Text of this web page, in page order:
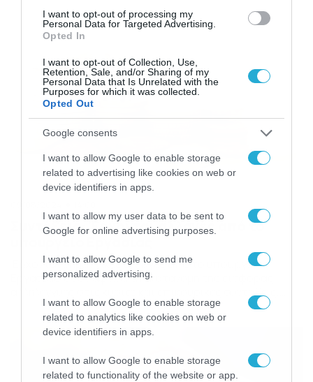
I want to opt-out of processing my
Personal Data for Targeted Advertising.
Opted In
I want to opt-out of Collection, Use,
Retention, Sale, and/or Sharing of my
Personal Data that Is Unrelated with the
Purposes for which it was collected.
Opted Out
Google consents
I want to allow Google to enable storage
related to advertising like cookies on web or
device identifiers in apps.
I want to allow my user data to be sent to
Google for online advertising purposes.
I want to allow Google to send me
personalized advertising.
I want to allow Google to enable storage
related to analytics like cookies on web or
device identifiers in apps.
I want to allow Google to enable storage
related to functionality of the website or app.
προσαύξησης που δικαιούνται εξαιτίας των αυξημένων
εισφορών που είχαν καταβάλει στο παρελθόν. Οι
Συντάξεις: Έρχονται αλλαγές από το
υπουργείο Εργασίας
Έρχονται σημαντικές αλλαγές από το υπουργείο
Εργασίας όσον αφορά την κατανομή της εισφοράς
αλληλεγγύης στις κύριες και επικουρικές συντάξεις,
έτσι ώστε να αποτραπεί η εξάντληση των αυξήσεων
των συντάξεων. Συγκεκριμένα η εισφορά αλληλεγγύης,
κυμαίνεται από 3% έως 14%, και επιβαρύνει σήμερα
μηνιαίες αποδοχές άνω των 1.400 ευρώ για κύρια
σύνταξη […]